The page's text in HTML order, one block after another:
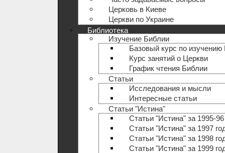
Церковь в Киеве
Церкви по Украине
Библиотека
Изучение Библии
Базовый курс по изучению
Курс занятий о Церкви
График чтения Библии
Статьи
Исследования и мысли
Интересные статьи
Статьи "Истина"
Статьи "Истина" за 1995-
Статьи "Истина" за 1997
Статьи "Истина" за 1998
Статьи "Истина" за 1999